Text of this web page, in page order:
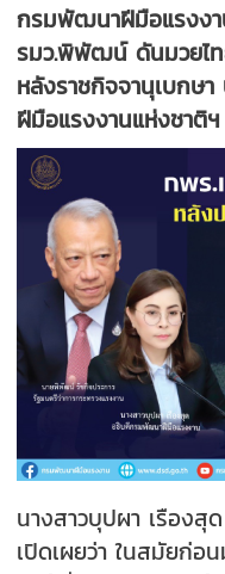
กรมพัฒนาฝีมือแรงงา
รมว.พิพัฒน์ ดันมวยไท
หลังราชกิจจานุเบกษ
ฝีมือแรงงานแห่งชาติ
นางสาวบุปผา เรือง
เปิดเผยว่า ในสมัยก่อ